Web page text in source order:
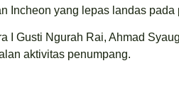
Incheon yang lepas landas pada
I Gusti Ngurah Rai, Ahmad
aktivitas penumpang.